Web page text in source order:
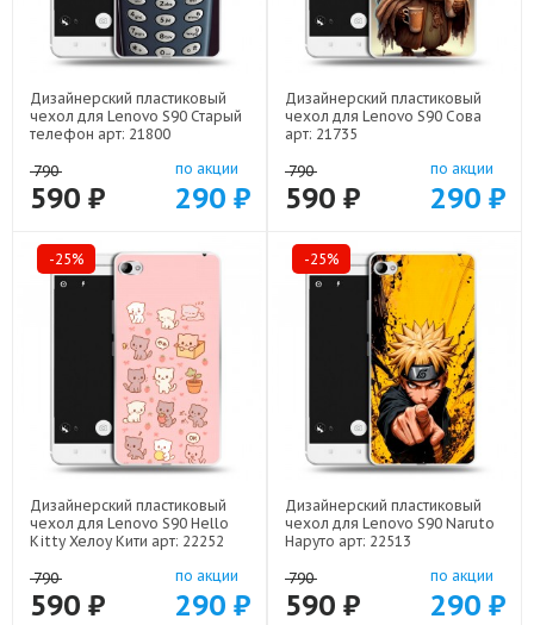
Дизайнерский пластиковый
чехол для Lenovo S90 Старый
телефон арт: 21800
790
590 ₽
по акции
290 ₽
Дизайнерский пластиковый
чехол для Lenovo S90 Сова
арт: 21735
790
590 ₽
по акции
290 ₽
-25%
Дизайнерский пластиковый
чехол для Lenovo S90 Hello
Kitty Хелоу Кити арт: 22252
790
590 ₽
по акции
290 ₽
-25%
Дизайнерский пластиковый
чехол для Lenovo S90 Naruto
Наруто арт: 22513
790
590 ₽
по акции
290 ₽